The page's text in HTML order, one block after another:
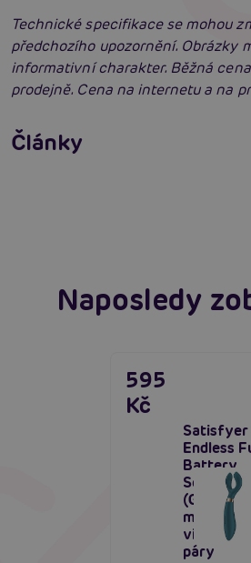
Technické specifikace se mohou
předchozího upozornění. Obrázky
informativní charakter. Běžná
prodejně. Cena na internetu a na
Články
vibrátor?
Číst více
Erotická inteligence:
Naposledy
Satisfyer
Endless
Battery
Series
(Green),
vibrátor
páry
595
Kč